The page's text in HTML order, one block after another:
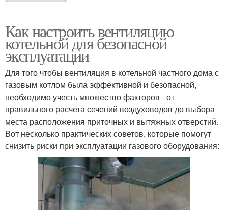
Как настроить вентиляцию
котельной для безопасной
эксплуатации
Для того чтобы вентиляция в котельной частного дома с
газовым котлом была эффективной и безопасной,
необходимо учесть множество факторов - от
правильного расчета сечений воздуховодов до выбора
места расположения приточных и вытяжных отверстий.
Вот несколько практических советов, которые помогут
снизить риски при эксплуатации газового оборудования: